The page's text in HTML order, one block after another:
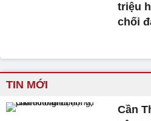
triệu
chối
TIN MỚI
Cần